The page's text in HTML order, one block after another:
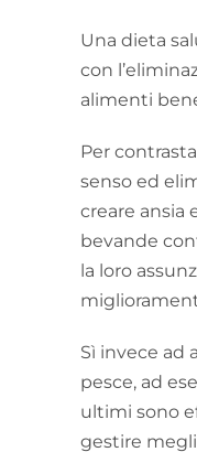
Una dieta
con
alimenti
Per
senso ed
creare ansia
bevande
la loro
Sì invece ad
pesce, ad
ultimi sono
gestire